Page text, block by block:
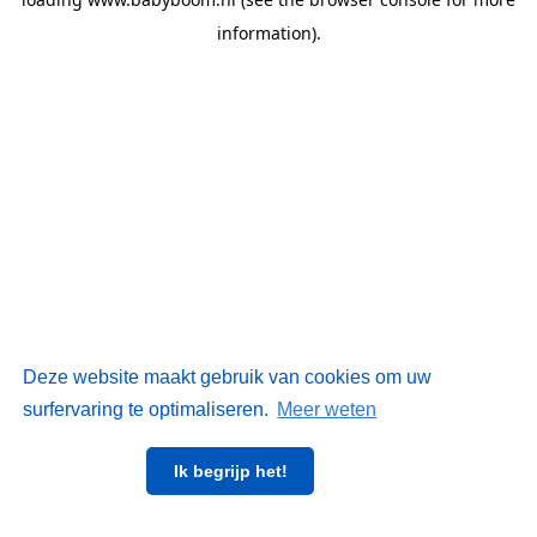
Deze website maakt gebruik van cookies om uw
surfervaring te optimaliseren. Meer weten
Ik begrijp het!
information).